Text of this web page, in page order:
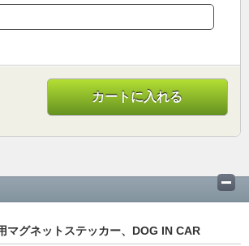
カートに入れる
マグネットステッカー、DOG IN CAR